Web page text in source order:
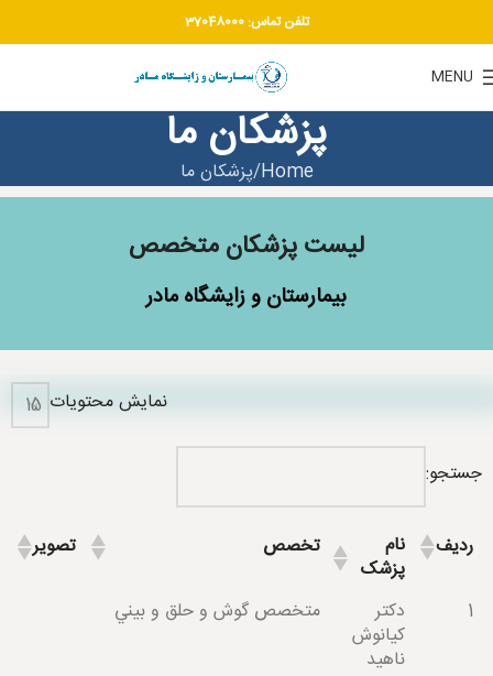
تلفن تماس:37048000
MENU
پزشکان ما
Home پزشکان ما
لیست پزشکان متخصص
بیمارستان و زایشگاه مادر
نمایش محتویات
جستجو:
ردیف
نام
پزشک
تخصص تصویر
1
دكتر
كيانوش
ناهيد
متخصص گوش و حلق و بيني